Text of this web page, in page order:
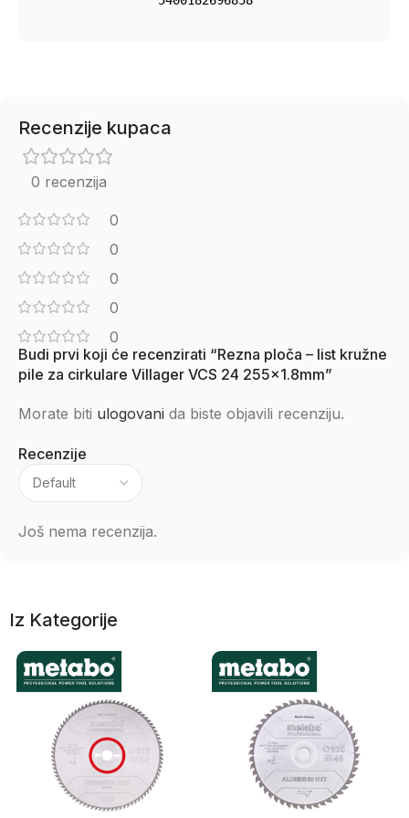
Recenzije kupaca
0 recenzija
0
0
0
0
0
Recenzije
Još nema recenzija.
Budi prvi koji će recenzirati “Rezna ploča – list kružne
pile za cirkulare Villager VCS 24 255×1.8mm”
Morate biti ulogovani da biste objavili recenziju.
Iz Kategorije